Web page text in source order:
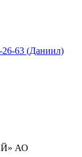
26-63 (Даниил)
АО